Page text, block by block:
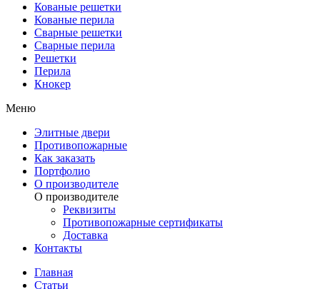
Кованые решетки
Кованые перила
Сварные решетки
Сварные перила
Решетки
Перила
Кнокер
Меню
Элитные двери
Противопожарные
Как заказать
Портфолио
О производителе
О производителе
Реквизиты
Противопожарные сертификаты
Доставка
Контакты
Главная
Статьи